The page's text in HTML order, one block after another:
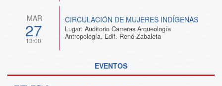
MAR
27
13:00
CIRCULACIÓN DE MUJERES INDÍGENAS
Lugar: Auditorio Carreras Arqueología
Antropología, Edif. René Zabaleta
EVENTOS